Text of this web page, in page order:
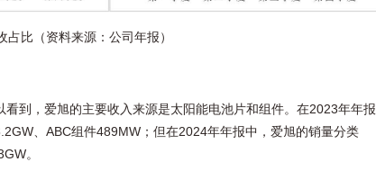
比（资料来源：公司年报）
看到，爱旭的主要收入来源是太阳能电池片和组件。在2023年年报
、ABC组件489MW；但在2024年年报中，爱旭的销量分类
。